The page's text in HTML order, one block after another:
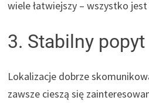
wiele łatwiejszy – wszystko
3. Stabilny
Lokalizacje dobrze
zawsze cieszą się